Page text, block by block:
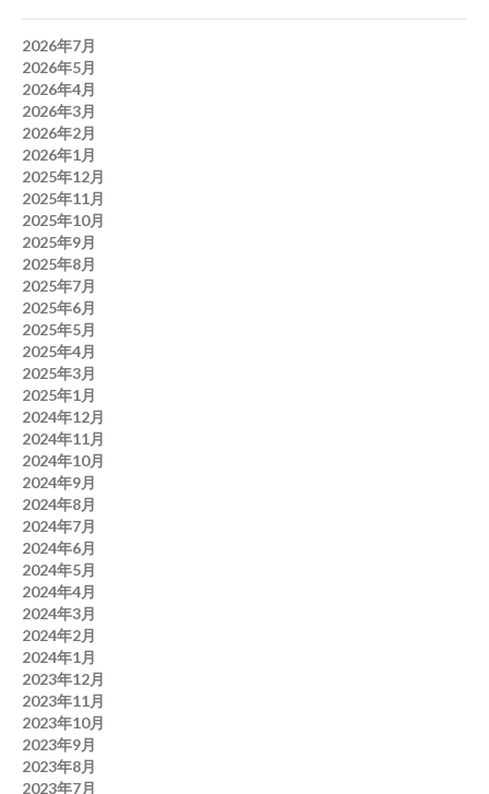
2026年7月
2026年5月
2026年4月
2026年3月
2026年2月
2026年1月
2025年12月
2025年11月
2025年10月
2025年9月
2025年8月
2025年7月
2025年6月
2025年5月
2025年4月
2025年3月
2025年1月
2024年12月
2024年11月
2024年10月
2024年9月
2024年8月
2024年7月
2024年6月
2024年5月
2024年4月
2024年3月
2024年2月
2024年1月
2023年12月
2023年11月
2023年10月
2023年9月
2023年8月
2023年7月